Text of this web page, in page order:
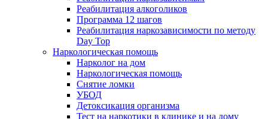
Реабилитация алкоголиков
Программа 12 шагов
Реабилитация наркозависимости по методу
Day Top
Наркологическая помощь
Нарколог на дом
Наркологическая помощь
Снятие ломки
УБОД
Детоксикация организма
Тест на наркотики в клинике и на дому